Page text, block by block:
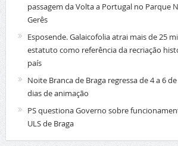
passagem da Volta a Portugal no Parque
Gerês
Esposende. Galaicofolia atrai mais de 25
estatuto como referência da recriação
país
Noite Branca de Braga regressa de 4 a 6
dias de animação
PS questiona Governo sobre
ULS de Braga